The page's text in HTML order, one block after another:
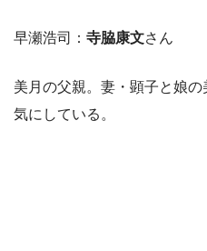
早瀬浩司： 寺脇康文さん
美月の父親。妻・顕子と娘
気にしている。